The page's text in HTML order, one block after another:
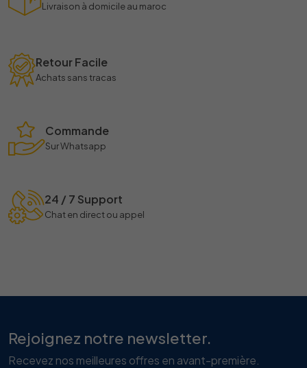
Livraison à domicile au maroc
Retour Facile
Achats sans tracas
Commande
Sur Whatsapp
24 / 7 Support
Chat en direct ou appel
Rejoignez notre newsletter.
Recevez nos meilleures offres en avant-première.